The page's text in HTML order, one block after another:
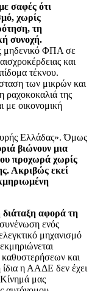
σαφές ότι
χωρίς
τη
συνοχή.
μηδενικό ΦΠΑ σε
και
τέκνου.
των μικρών και
ραχοκοκαλιά της
με οικονομική
Ελλάδας». Όμως
βιώνουν μια
προχωρά χωρίς
Ακριβώς εκεί
διάταξη αφορά τη
ενός
μηχανισμό
και
η ΑΑΔΕ δεν έχει
μας